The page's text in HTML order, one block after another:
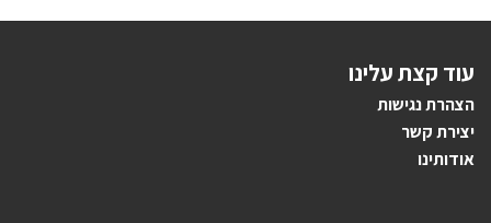
עוד קצת עלינו
הצהרת נגישות
יצירת קשר
אודותינו